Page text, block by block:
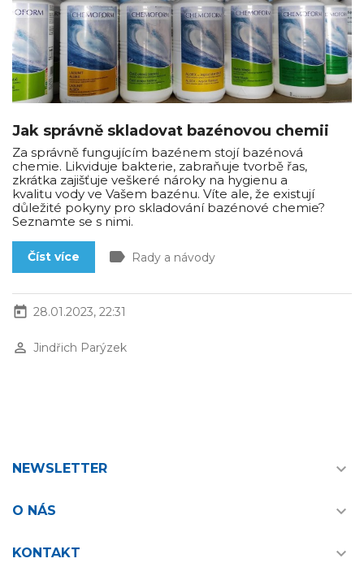
Jak správně skladovat bazénovou chemii
Za správně fungujícím bazénem stojí bazénová
chemie. Likviduje bakterie, zabraňuje tvorbě řas,
zkrátka zajišťuje veškeré nároky na hygienu a
kvalitu vody ve Vašem bazénu. Víte ale, že existují
důležité pokyny pro skladování bazénové chemie?
Seznamte se s nimi.
Číst více label Rady a návody
today 28.01.2023, 22:31
perm_identity Jindřich Parýzek
NEWSLETTER 
O NÁS 
KONTAKT 